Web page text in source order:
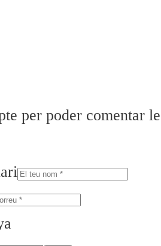
per poder comentar